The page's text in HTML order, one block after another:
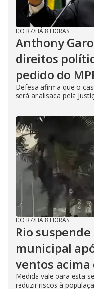
DO R7/HÁ 8 HORAS
Anthony
direitos
pedido do
Defesa afirma que o
será analisada pela
DO R7/HÁ 8 HORAS
Rio
municipal
ventos acima
Medida vale para esta
reduzir riscos à